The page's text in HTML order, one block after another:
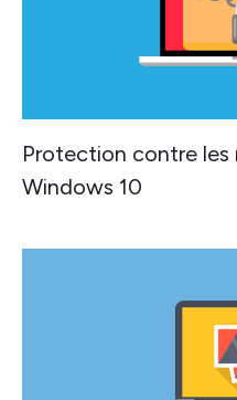
Protection contre les
Windows 10